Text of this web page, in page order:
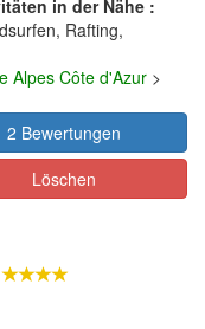
in der Nähe :
Rafting,
Alpes Côte d'Azur >
2 Bewertungen
Löschen